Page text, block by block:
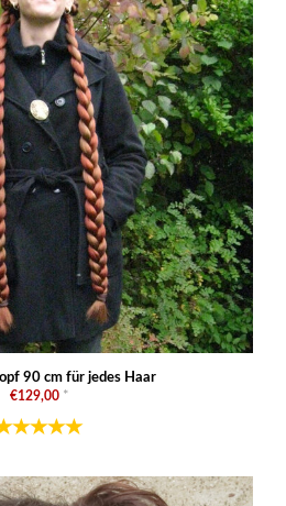
90 cm für jedes Haar
€129,00 *